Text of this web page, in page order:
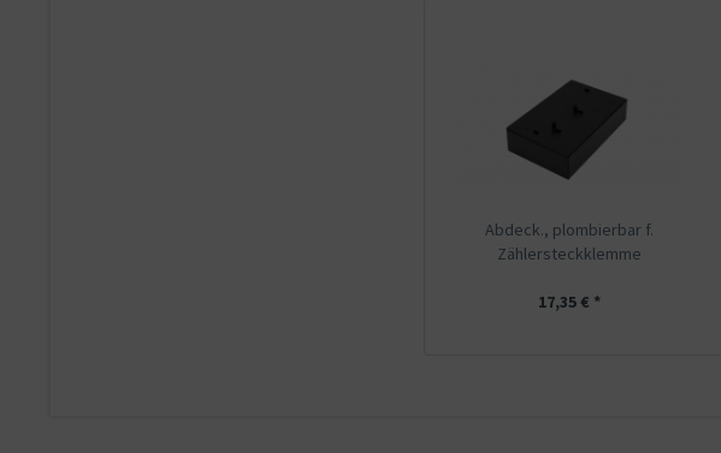
Abdeck., plombierbar f.
Zählersteckklemme
17,35 € *